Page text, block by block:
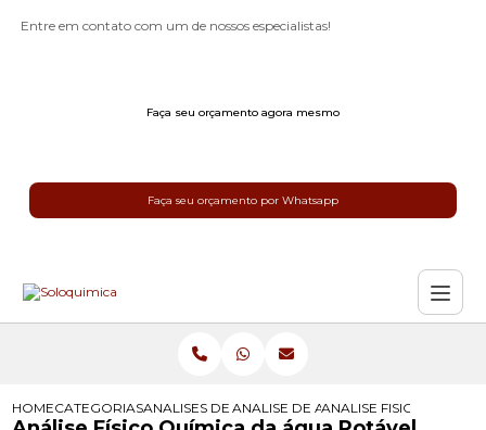
Entre em contato com um de nossos especialistas!
Faça seu orçamento agora mesmo
Faça seu orçamento por Whatsapp
HOMECATEGORIASANALISES DE AGUA POTAVEL
ANALISE DE AGUA POTAVEL
ANALISE FISICO